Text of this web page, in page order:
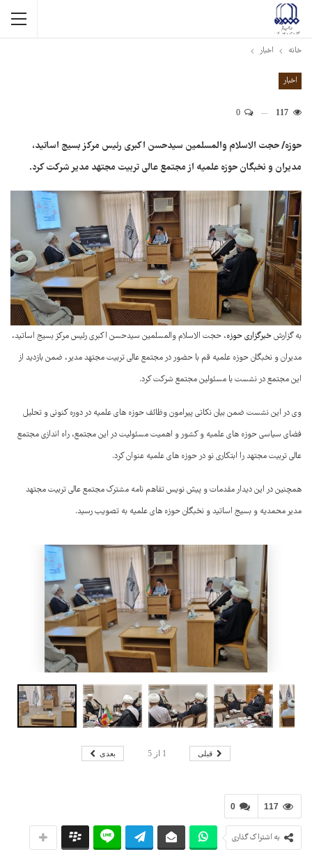
خانه اخبار
اخبار
117
حوزه/ حجت الاسلام والمسلمین سیدحسن اکبری رئیس مرکز بسیج اساتید،
مدیران و نخبگان حوزه علمیه از مجتمع عالی تربیت مجتهد مدیر شرکت کرد.
به گزارشخبرگزاری حوزه، حجت الاسلام والمسلمین سیدحسن اکبری رئیس مرکز بسیج اساتید،
مدیران و نخبگان حوزه علمیه قم با حضور در مجتمع عالی تربیت مجتهد مدیر، ضمن بازدید از
این مجتمع در نشست با مسئولین مجتمع شرکت کرد.
وی در این نشست ضمن بیان نکاتی پیرامون وظائف حوزه های علمیه در دوره کنونی و تحلیل
فضای سیاسی حوزه های علمیه و کشور و اهمیت مسئولیت در این مجتمع، راه اندازی مجتمع
عالی تربیت مجتهد را ابتکاری نو در حوزه های علمیه عنوان کرد.
همچنین در این دیدار مقدمات و پیش نویس تفاهم نامه مشترک مجتمع عالی تربیت مجتهد
مدیر محمدیه و بسیج اساتید و نخبگان حوزه های علمیه به تصویب رسید.
قبلی 1 از5 بعدی
0 117
به اشتراک گذاری